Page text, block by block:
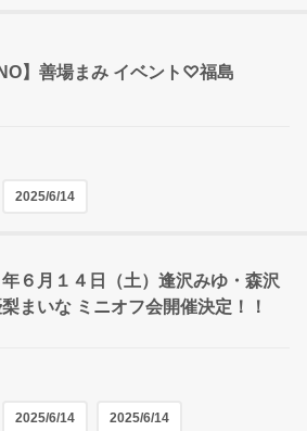
】善場まみ イベント♡福島
2025/6/14
年６月１４日（土）逢沢みゆ・森沢
まいな ミニオフ会開催決定！！
2025/6/14 2025/6/14